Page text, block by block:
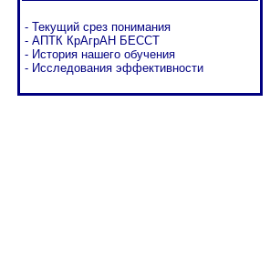
- Текущий срез понимания
- АПТК КрАгрАН БЕССТ
- История нашего обучения
- Исследования эффективности